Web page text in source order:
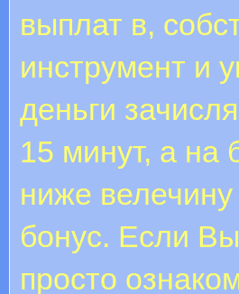
выплат в,
инструмент и
деньги
15 минут, а на
ниже
бонус. Если
просто